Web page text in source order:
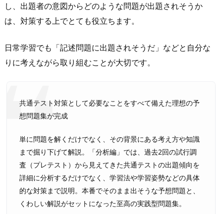
し、出題者の意図からどのような問題が出題されそうか
は、対策する上でとても役立ちます。
日常学習でも「記述問題に出題されそうだ」などと自分な
りに考えながら取り組むことが大切です。
共通テスト対策として必要なことをすべて備えた理想の予
想問題集が完成
単に問題を解くだけでなく、その背景にある考え方や知識
まで掘り下げて解説。「分析編」では、過去2回の試行調
査（プレテスト）から見えてきた共通テストの出題傾向を
詳細に分析するだけでなく、学習法や学習姿勢などの具体
的な対策まで説明。本番でそのまま出そうな予想問題と、
くわしい解説がセットになった至高の実践型問題集。